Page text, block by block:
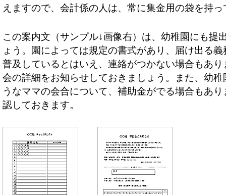
えますので、会計係の人は、常に集金用の袋を持
この案内文（サンプル↓画像右）は、幼稚園にも提
ょう。園によっては規定の書式があり、届け出る
普及しているとはいえ、連絡がつかない場合もあ
会の詳細をお知らせしておきましょう。また、幼
うなママの会合について、補助金がでる場合もあ
認しておきます。